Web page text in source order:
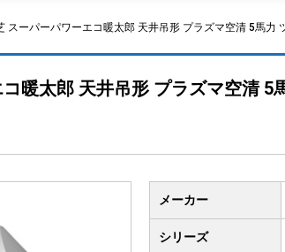
スーパーパワーエコ暖太郎 天井吊形 プラズマ空清 5馬力
暖太郎 天井吊形 プラズマ空清 5
メーカー
シリーズ